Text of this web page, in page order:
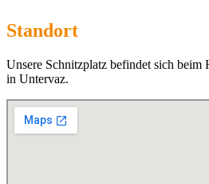
Standort
Unsere Schnitzplatz befindet sich beim
in Untervaz.